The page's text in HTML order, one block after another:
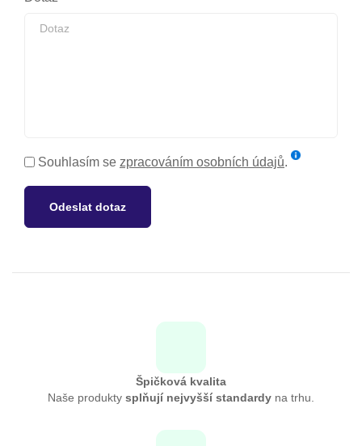
Souhlasím se zpracováním osobních údajů.
Odeslat dotaz
Špičková kvalita
Naše produkty splňují nejvyšší standardy na trhu.